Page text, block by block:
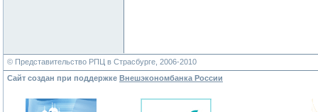
© Представительство РПЦ в Страсбурге, 2006-2010
Сайт создан при поддержке Внешэкономбанка России